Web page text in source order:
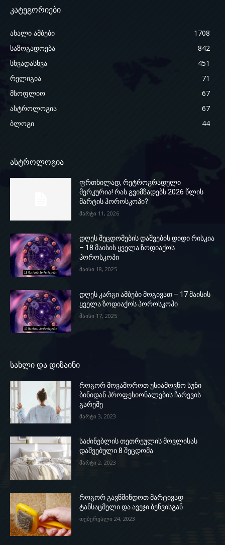
კატეგორიები
ახალი ამბები
1708
საზოგადოება
842
სხვადასხვა
451
რელიგია
71
მსოფლიო
67
ასტროლოგია
67
ბლოგი
44
ასტროლოგია
ფრთხილად, რეტროგრადული
მერკურია! რას გვიმზადებს 2026 წლის
მარტის ჰოროსკოპი?
მარტი 11, 2026
დღეს შეცდომების დაშვების დიდი რისკია
– 18 მაისის ყველა ზოდიაქოს
ჰოროსკოპი
მაისი 18, 2025
დღეს კარგი ამბები მოგივათ – 17 მაისის
ყველა ზოდიაქოს ჰოროსკოპი
მაისი 17, 2025
სახლი და დიზაინი
როგორ მოვაშოროთ უსიამოვნო სუნი
ბინიდან პროფესიონალების ჩარევის
გარეშე
მარტი 3, 2023
საძინებლის თეთრეულის მოვლისას
დაშვებული 8 შეცდომა
მარტი 2, 2023
როგორ გავწმინდოთ მარტივად
ტანსაცმელი და ავეჯი ბეწვისგან
თებერვალი 24, 2023